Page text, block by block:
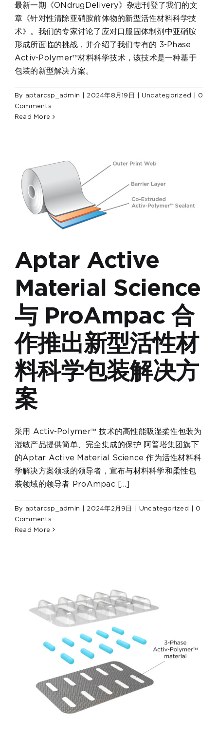
最新一期《ONdrugDelivery》杂志刊登了我们的文
章《针对性清除亚硝胺前体物的新型活性材料科学技
术》。我们的专家讨论了应对口服固体制剂中亚硝胺
形成所面临的挑战，并介绍了我们专有的 3-Phase
Activ-Polymer™材料科学技术，该技术是一种基于
包装的新型解决方案。
By aptarcsp_admin 2024年8月19日 Uncategorized
0
Comments
Read More
Aptar Active
Material Science
与 ProAmpac 合
作推出新型活性材
料科学包装解决方
案
采用 Activ-Polymer™ 技术的高性能吸湿柔性包装为
湿敏产品提供简单、完全集成的保护 阿普塔集团旗下
的Aptar Active Material Science 作为活性材料科
学解决方案领域的领导者，宣布与材料科学和柔性包
装领域的领导者 ProAmpac [...]
By aptarcsp_admin | 2024年2月9日 | Uncategorized | 0
Comments
Read More